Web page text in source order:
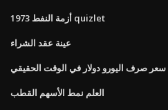
أزمة النفط 1973 quizlet
عينة عقد الشراء
سعر صرف اليورو دولار في الوقت الحقيقي
العلم نمط الأسهم القطب